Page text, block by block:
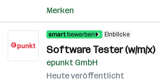
Merken
Einblicke
Software Tester (w/m/x)
epunkt GmbH
Heute veröffentlicht